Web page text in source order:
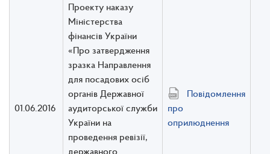
01.06.2016
Проекту наказу
Міністерства
фінансів України
«Про затвердження
зразка Направлення
для посадових осіб
органів Державної
аудиторської служби
України на
проведення ревізії,
державного
Повідомлення
про
оприлюднення